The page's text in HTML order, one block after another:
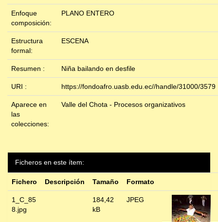
Enfoque
composición:
PLANO ENTERO
Estructura
formal:
ESCENA
Resumen : Niña bailando en desfile
URI : https://fondoafro.uasb.edu.ec//handle/31000/3579
Aparece en
las
colecciones:
Valle del Chota - Procesos organizativos
Ficheros en este ítem:
Fichero Descripción Tamaño Formato
1_C_85
8.jpg
184,42
kB
JPEG